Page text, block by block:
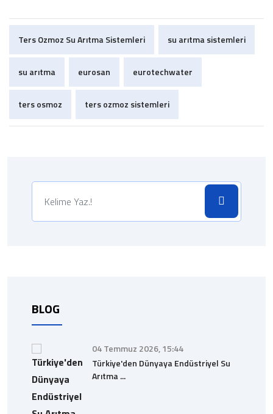
Ters Ozmoz Su Arıtma Sistemleri su arıtma sistemleri
su arıtma eurosan eurotechwater
ters osmoz ters ozmoz sistemleri
BLOG
04 Temmuz 2026, 15:44
Türkiye'den Dünyaya Endüstriyel Su
Arıtma ...